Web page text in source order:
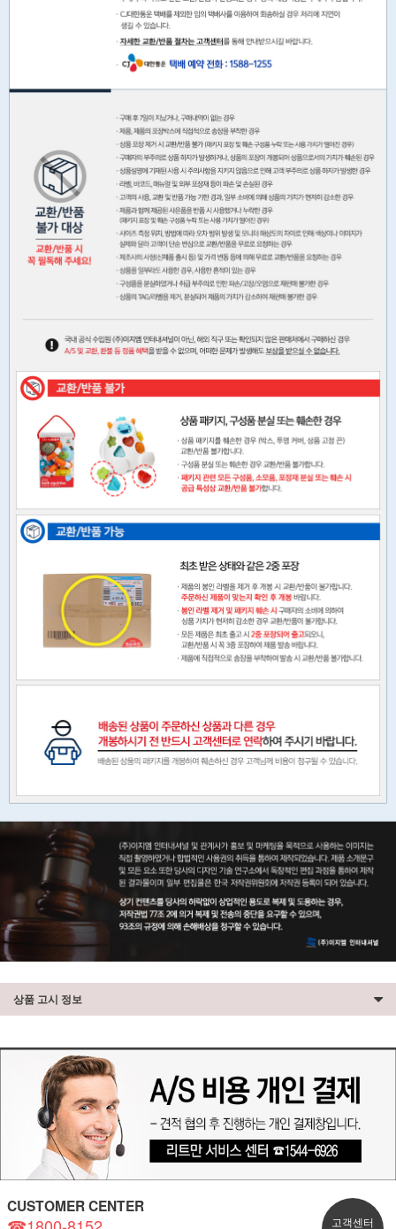
상품 고시 정보
CUSTOMER CENTER
고객센터